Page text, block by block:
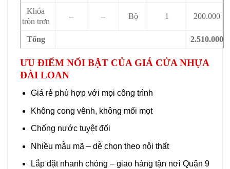
Khóa
tròn trơn
– – Bộ 1 200.000
Tổng 2.510.000
ƯU ĐIỂM NỔI BẬT CỦA GIÁ CỬA NHỰA
ĐÀI LOAN
Giá rẻ phù hợp với mọi công trình
Không cong vênh, không mối mọt
Chống nước tuyệt đối
Nhiều mẫu mã – dễ chọn theo nội thất
Lắp đặt nhanh chóng – giao hàng tận nơi Quận 9